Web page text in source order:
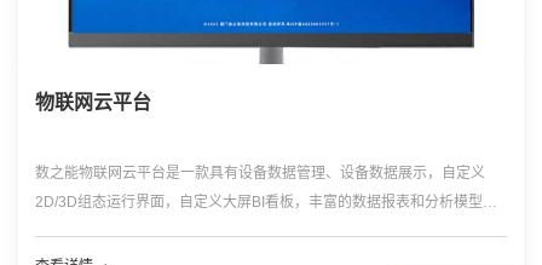
物联网云平台
数之能物联网云平台是一款具有设备数据管理、设备数据展示，自定义
2D/3D组态运行界面，自定义大屏BI看板，丰富的数据报表和分析模型，
适配性和扩展性强，满足企业不同需求，帮助企业搭建不同的可视化管理
供热供冷管理、智慧城市、应急管理等领域。